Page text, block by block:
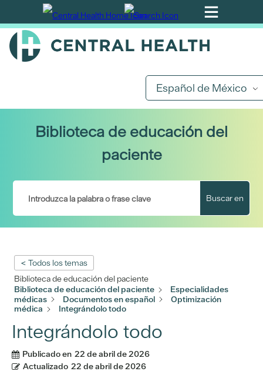
Ir
al
contenido
Español de México
Biblioteca de educación del
paciente
Buscar en
< Todos los temas
Biblioteca de educación del paciente
Biblioteca de educación del paciente
Especialidades
médicas
Documentos en español
Optimización
médica
Integrándolo todo
Integrándolo todo
Publicado en 22 de abril de 2026
Actualizado 22 de abril de 2026